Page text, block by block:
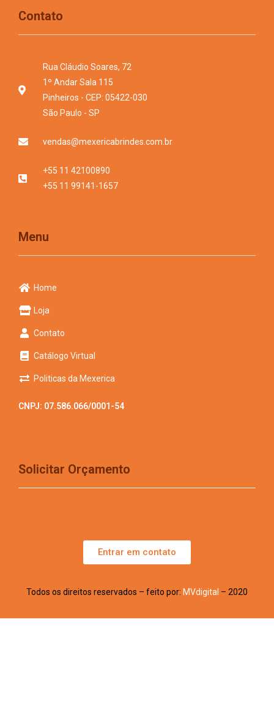
Contato
Rua Cláudio Soares, 72
1º Andar Sala 115
Pinheiros - CEP: 05422-030
São Paulo - SP
vendas@mexericabrindes.com.br
+55 11 42100890
+55 11 99141-1657
Menu
Home
Loja
Contato
Catálogo Virtual
Politicas da Mexerica
CNPJ: 07.586.066/0001-54
Solicitar Orçamento
Entrar em contato
Todos os direitos reservados – feito por: MVdigital – 2020